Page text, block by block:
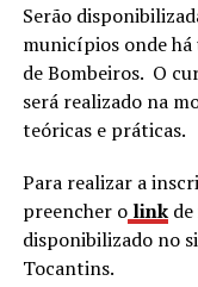
Serão
municípios onde há
de Bombeiros. O
será realizado na
teóricas e práticas.
Para realizar a
preencher o linkde
disponibilizado no
Tocantins.